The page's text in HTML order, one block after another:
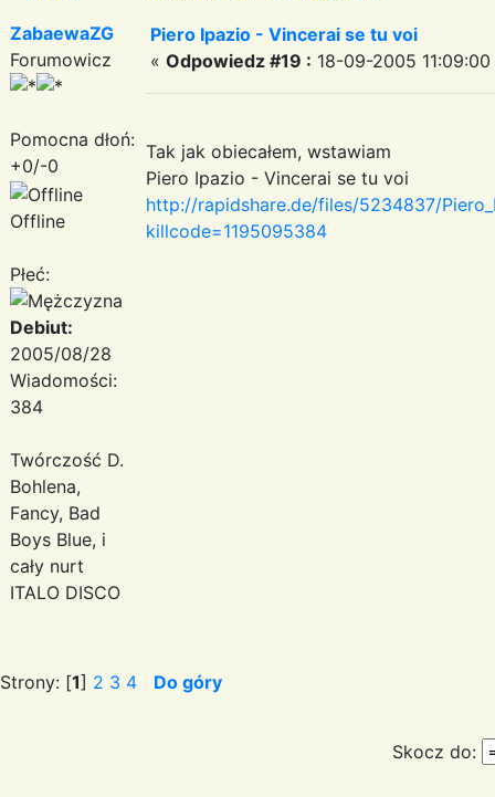
ZabaewaZG
Forumowicz
Pomocna dłoń:
+0/-0
Offline
Płeć:
Debiut:
2005/08/28
Wiadomości:
384
Twórczość D.
Bohlena,
Fancy, Bad
Boys Blue, i
cały nurt
ITALO DISCO
Piero Ipazio - Vincerai se tu voi
« Odpowiedz #19 : 18-09-2005 11:09:00
Tak jak obiecałem, wstawiam
Piero Ipazio - Vincerai se tu voi
http://rapidshare.de/files/5234837/
killcode=1195095384
Strony: [1] 2 3 4 Do góry
Skocz do: